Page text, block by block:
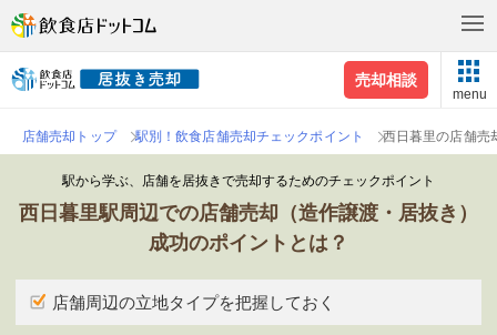
売却相談
menu
店舗売却トップ 駅別！飲食店舗売却チェックポイント 西日暮里の店舗売
駅から学ぶ、店舗を居抜きで売却するためのチェックポイント
西日暮里駅周辺での店舗売却（造作譲渡・居抜き）
成功のポイントとは？
店舗周辺の立地タイプを把握しておく